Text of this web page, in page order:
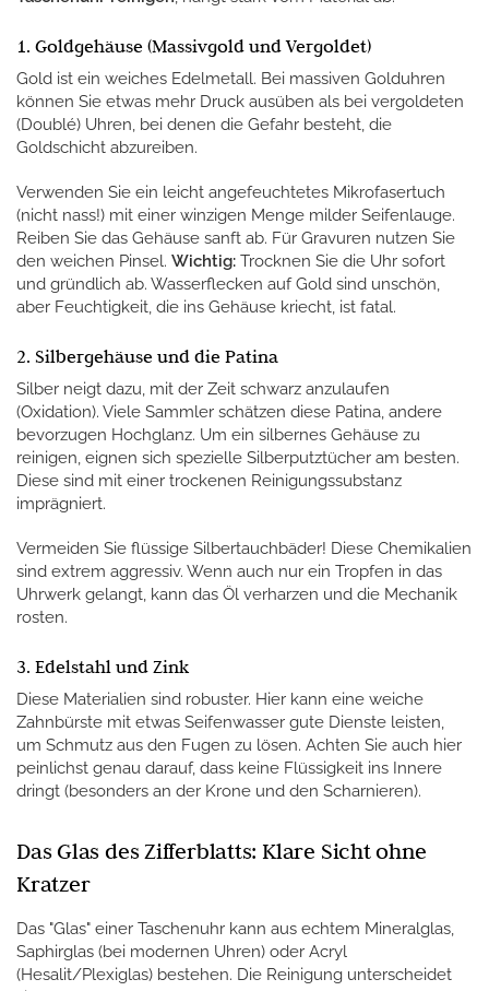
1. Goldgehäuse (Massivgold und Vergoldet)
Gold ist ein weiches Edelmetall. Bei massiven Golduhren
können Sie etwas mehr Druck ausüben als bei vergoldeten
(Doublé) Uhren, bei denen die Gefahr besteht, die
Goldschicht abzureiben.
Verwenden Sie ein leicht angefeuchtetes Mikrofasertuch
(nicht nass!) mit einer winzigen Menge milder Seifenlauge.
Reiben Sie das Gehäuse sanft ab. Für Gravuren nutzen Sie
den weichen Pinsel. Wichtig: Trocknen Sie die Uhr sofort
und gründlich ab. Wasserflecken auf Gold sind unschön,
aber Feuchtigkeit, die ins Gehäuse kriecht, ist fatal.
2. Silbergehäuse und die Patina
Silber neigt dazu, mit der Zeit schwarz anzulaufen
(Oxidation). Viele Sammler schätzen diese Patina, andere
bevorzugen Hochglanz. Um ein silbernes Gehäuse zu
reinigen, eignen sich spezielle Silberputztücher am besten.
Diese sind mit einer trockenen Reinigungssubstanz
imprägniert.
Vermeiden Sie flüssige Silbertauchbäder! Diese Chemikalien
sind extrem aggressiv. Wenn auch nur ein Tropfen in das
Uhrwerk gelangt, kann das Öl verharzen und die Mechanik
rosten.
3. Edelstahl und Zink
Diese Materialien sind robuster. Hier kann eine weiche
Zahnbürste mit etwas Seifenwasser gute Dienste leisten,
um Schmutz aus den Fugen zu lösen. Achten Sie auch hier
peinlichst genau darauf, dass keine Flüssigkeit ins Innere
dringt (besonders an der Krone und den Scharnieren).
Das Glas des Zifferblatts: Klare Sicht ohne
Kratzer
Das "Glas" einer Taschenuhr kann aus echtem Mineralglas,
Saphirglas (bei modernen Uhren) oder Acryl
(Hesalit/Plexiglas) bestehen. Die Reinigung unterscheidet